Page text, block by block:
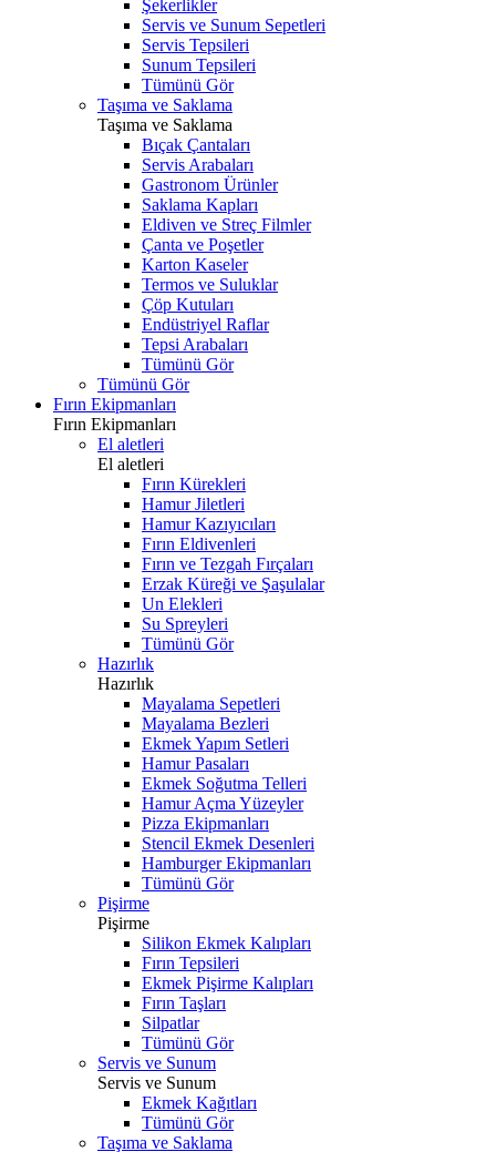
Şekerlikler
Servis ve Sunum Sepetleri
Servis Tepsileri
Sunum Tepsileri
Tümünü Gör
Taşıma ve Saklama
Taşıma ve Saklama
Bıçak Çantaları
Servis Arabaları
Gastronom Ürünler
Saklama Kapları
Eldiven ve Streç Filmler
Çanta ve Poşetler
Karton Kaseler
Termos ve Suluklar
Çöp Kutuları
Endüstriyel Raflar
Tepsi Arabaları
Tümünü Gör
Tümünü Gör
Fırın Ekipmanları
Fırın Ekipmanları
El aletleri
El aletleri
Fırın Kürekleri
Hamur Jiletleri
Hamur Kazıyıcıları
Fırın Eldivenleri
Fırın ve Tezgah Fırçaları
Erzak Küreği ve Şaşulalar
Un Elekleri
Su Spreyleri
Tümünü Gör
Hazırlık
Hazırlık
Mayalama Sepetleri
Mayalama Bezleri
Ekmek Yapım Setleri
Hamur Pasaları
Ekmek Soğutma Telleri
Hamur Açma Yüzeyler
Pizza Ekipmanları
Stencil Ekmek Desenleri
Hamburger Ekipmanları
Tümünü Gör
Pişirme
Pişirme
Silikon Ekmek Kalıpları
Fırın Tepsileri
Ekmek Pişirme Kalıpları
Fırın Taşları
Silpatlar
Tümünü Gör
Servis ve Sunum
Servis ve Sunum
Ekmek Kağıtları
Tümünü Gör
Taşıma ve Saklama